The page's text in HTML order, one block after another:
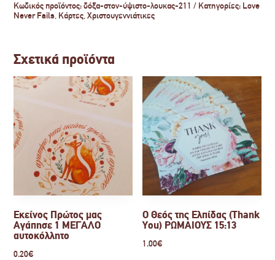
Κωδικός προϊόντος:δόξα-στον-ύψιστο-λουκας-211 Κατηγορίες: Love
Never Fails, Κάρτες,Χριστουγεννιάτικες
Σχετικά προϊόντα
Εκείνος Πρώτος μας
Αγάπησε 1 ΜΕΓΑΛΟ
αυτοκόλλητο
0.20€
Ο Θεός της Ελπίδας (Thank
You) ΡΩΜΑΙΟΥΣ 15:13
1.00€